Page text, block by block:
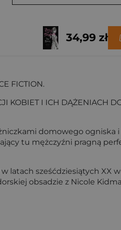
34,99 zł
FICTION.
KOBIET I ICH DĄŻENIACH
domowego ogniska
tu mężczyźni pragną
latach sześćdziesiątych XX
obsadzie z Nicole